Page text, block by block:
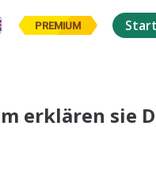
PREMIUM
erklären sie